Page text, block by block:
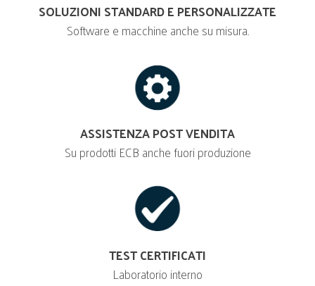
SOLUZIONI STANDARD E PERSONALIZZATE
Software e macchine anche su misura.
ASSISTENZA POST VENDITA
Su prodotti ECB anche fuori produzione
TEST CERTIFICATI
Laboratorio interno